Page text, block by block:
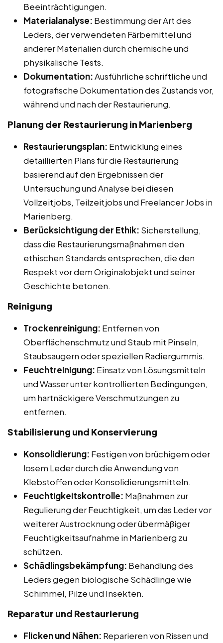
Beeinträchtigungen.
Materialanalyse: Bestimmung der Art des
Leders, der verwendeten Färbemittel und
anderer Materialien durch chemische und
physikalische Tests.
Dokumentation:Ausführliche schriftliche und
fotografische Dokumentation des Zustands vor,
während und nach der Restaurierung.
Planung der Restaurierung in Marienberg
Restaurierungsplan: Entwicklung eines
detaillierten Plans für die Restaurierung
basierend auf den Ergebnissen der
Untersuchung und Analyse bei diesen
Vollzeitjobs, Teilzeitjobs und Freelancer Jobs in
Marienberg.
Berücksichtigung der Ethik: Sicherstellung,
dass die Restaurierungsmaßnahmen den
ethischen Standards entsprechen, die den
Respekt vor dem Originalobjekt und seiner
Geschichte betonen.
Reinigung
Trockenreinigung: Entfernen von
Oberflächenschmutz und Staub mit Pinseln,
Staubsaugern oder speziellen Radiergummis.
Feuchtreinigung: Einsatz von Lösungsmitteln
und Wasser unter kontrollierten Bedingungen,
um hartnäckigere Verschmutzungen zu
entfernen.
Stabilisierung und Konservierung
Konsolidierung: Festigen von brüchigem oder
losem Leder durch die Anwendung von
Klebstoffen oder Konsolidierungsmitteln.
Feuchtigkeitskontrolle: Maßnahmen zur
Regulierung der Feuchtigkeit, um das Leder vor
weiterer Austrocknung oder übermäßiger
Feuchtigkeitsaufnahme in Marienberg zu
schützen.
Schädlingsbekämpfung: Behandlung des
Leders gegen biologische Schädlinge wie
Schimmel, Pilze und Insekten.
Reparatur und Restaurierung
Flicken und Nähen: Reparieren von Rissen und